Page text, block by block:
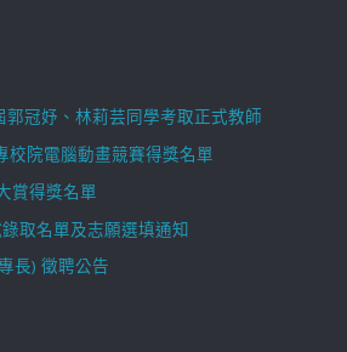
郭冠妤、林莉芸同學考取正式教師
校院電腦動畫競賽得獎名單
賞得獎名單
取名單及志願選填通知
長) 徵聘公告